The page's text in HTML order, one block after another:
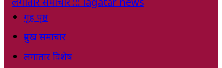
गृह पृष्ठ
प्रमुख समाचार
लगातार विशेष